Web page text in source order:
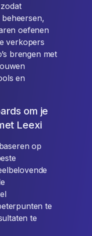
oefenen
verkopers
brengen met
en
om je
Leexi
op
te
te